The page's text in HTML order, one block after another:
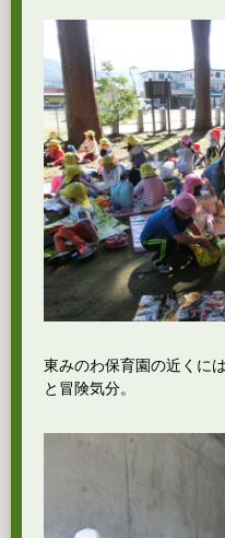
東みのわ保育園の近くに
と冒険気分。